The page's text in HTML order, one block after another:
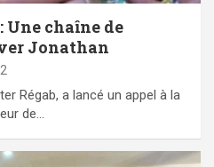
Une chaîne de
Jonathan
Régab, a lancé un appel à la
de…